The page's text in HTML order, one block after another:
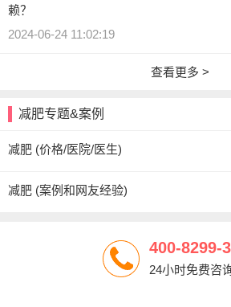
赖？
2024-06-24 11:02:19
查看更多 >
减肥专题&案例
减肥 (价格/医院/医生)
减肥 (案例和网友经验)
400-8299-
24小时免费咨